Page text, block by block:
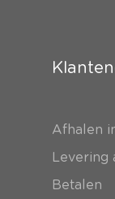
Afhalen
Levering
Betalen